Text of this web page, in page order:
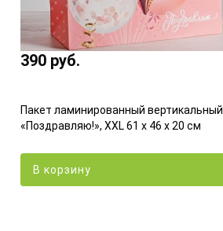
390 руб.
Пакет ламинированный вертикальный
«Поздравляю!», XXL 61 х 46 х 20 см
В корзину